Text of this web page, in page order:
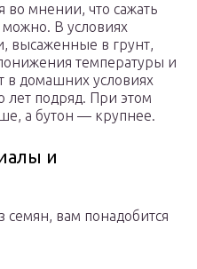
во мнении, что сажать
В условиях
высаженные в грунт,
температуры и
в домашних условиях
лет подряд. При этом
а бутон — крупнее.
и
вам понадобится